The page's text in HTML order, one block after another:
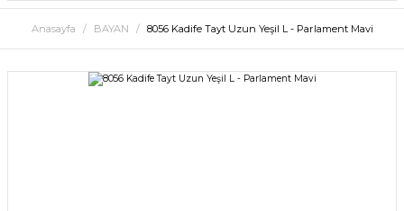
Anasayfa BAYAN 8056 Kadife Tayt Uzun Yeşil L - Parlament Mavi